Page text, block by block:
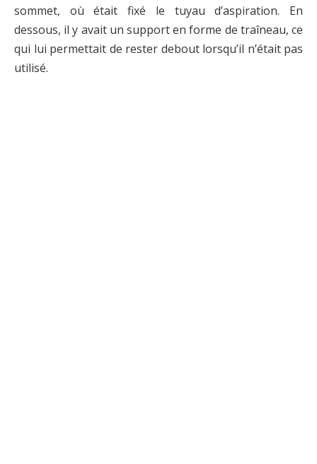
sommet, où était fixé le tuyau d’aspiration. En
dessous, il y avait un support en forme de traîneau, ce
qui lui permettait de rester debout lorsqu’il n’était pas
utilisé.